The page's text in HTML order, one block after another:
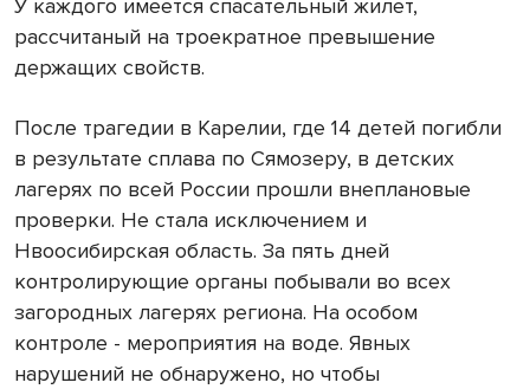
У каждого имеется спасательный жилет,
рассчитаный на троекратное превышение
держащих свойств.
После трагедии в Карелии, где 14 детей погибли
в результате сплава по Сямозеру, в детских
лагерях по всей России прошли внеплановые
проверки. Не стала исключением и
Нвоосибирская область. За пять дней
контролирующие органы побывали во всех
загородных лагерях региона. На особом
контроле - мероприятия на воде. Явных
нарушений не обнаружено, но чтобы